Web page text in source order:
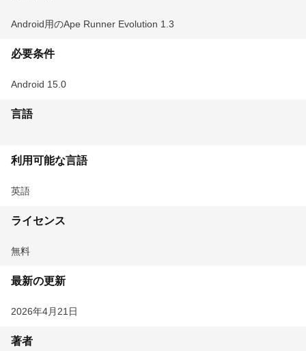
Android用のApe Runner Evolution 1.3
必要条件
Android 15.0
言語
利用可能な言語
英語
ライセンス
無料
最新の更新
2026年4月21日
著者